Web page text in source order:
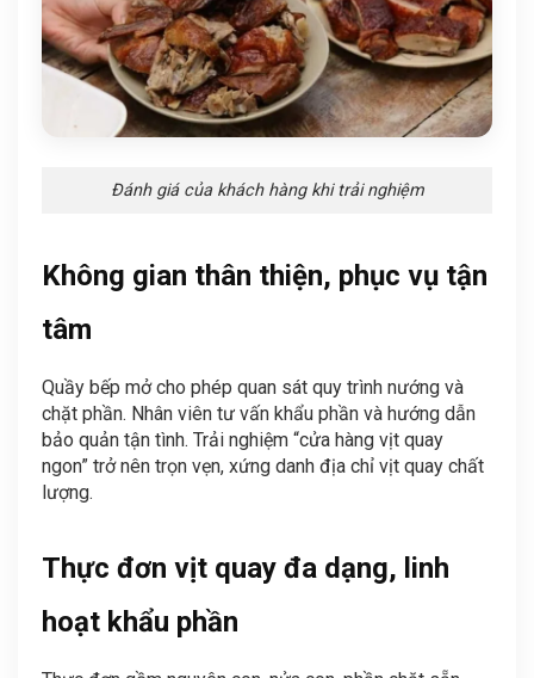
Đánh giá của khách hàng khi trải nghiệm
Không gian thân thiện, phục vụ tận
tâm
Quầy bếp mở cho phép quan sát quy trình nướng và
chặt phần. Nhân viên tư vấn khẩu phần và hướng dẫn
bảo quản tận tình. Trải nghiệm “cửa hàng vịt quay
ngon” trở nên trọn vẹn, xứng danh địa chỉ vịt quay chất
lượng.
Thực đơn vịt quay đa dạng, linh
hoạt khẩu phần